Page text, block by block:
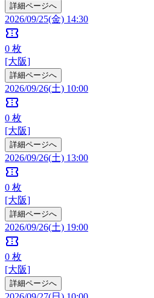
詳細ページへ
2026/09/25(金) 14:30
confirmation_number
0 枚
[大阪]
詳細ページへ
2026/09/26(土) 10:00
confirmation_number
0 枚
[大阪]
詳細ページへ
2026/09/26(土) 13:00
confirmation_number
0 枚
[大阪]
詳細ページへ
2026/09/26(土) 19:00
confirmation_number
0 枚
[大阪]
詳細ページへ